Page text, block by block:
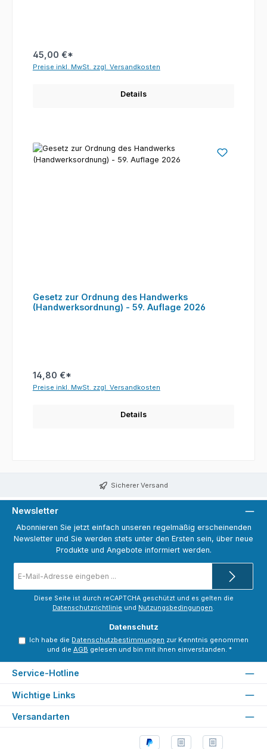
45,00 €*
Preise inkl. MwSt. zzgl. Versandkosten
Details
Gesetz zur Ordnung des Handwerks
(Handwerksordnung) - 59. Auflage 2026
14,80 €*
Preise inkl. MwSt. zzgl. Versandkosten
Details
Sicherer Versand
Newsletter
Abonnieren Sie jetzt einfach unseren regelmäßig erscheinenden
Newsletter und Sie werden stets unter den Ersten sein, über neue
Produkte und Angebote informiert werden.
Mail-
Adresse
Diese Seite ist durch reCAPTCHA geschützt und es gelten die
Datenschutzrichtlinie und Nutzungsbedingungen.
Datenschutz
Ich habe die Datenschutzbestimmungen zur Kenntnis genommen
und die AGB gelesen und bin mit ihnen einverstanden. *
Service-Hotline
Wichtige Links
Versandarten